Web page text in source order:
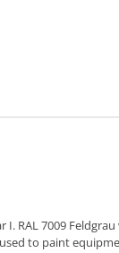
I. RAL 7009
to paint